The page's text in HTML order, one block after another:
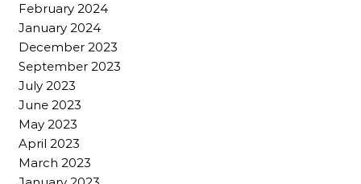
February 2024
January 2024
December 2023
September 2023
July 2023
June 2023
May 2023
April 2023
March 2023